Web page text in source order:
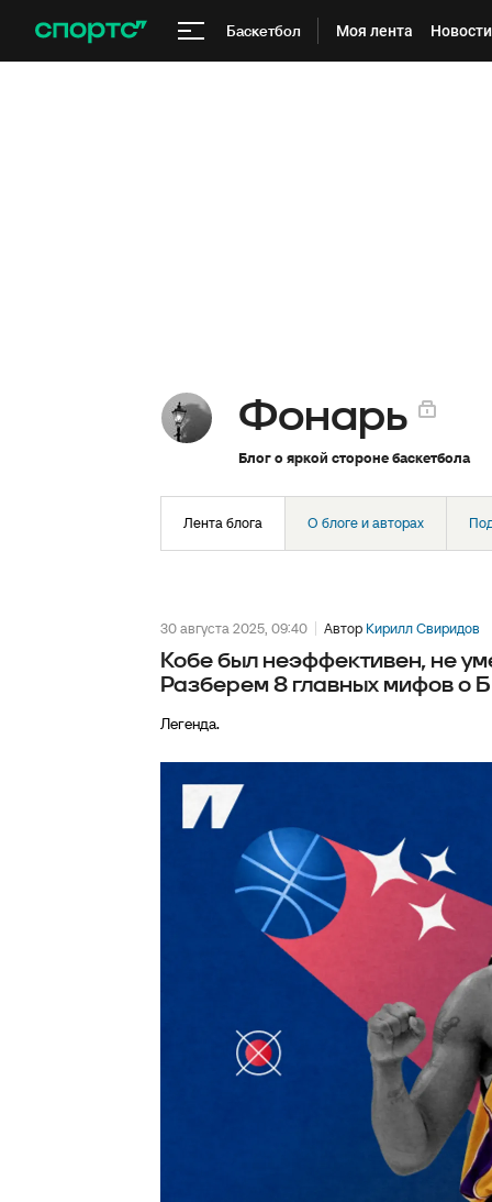
Баскетбол Моя лента Новости
Фонарь
Блог о яркой стороне баскетбола
Лента блога О блоге и авторах
30 августа 2025, 09:40 Автор Кирилл Свиридов
Кобе был неэффективен, не
Разберем 8 главных мифов о
Легенда.